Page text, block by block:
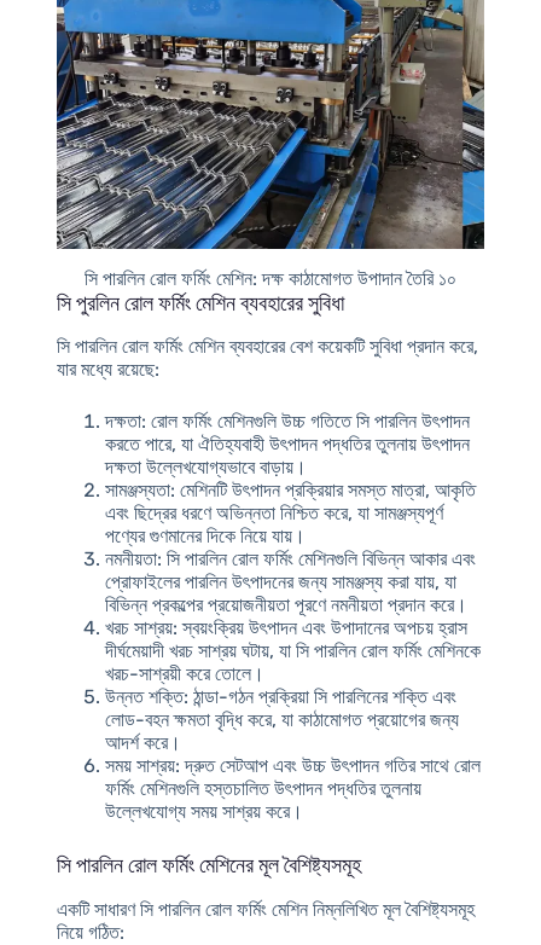
সি পারলিন রোল ফর্মিং মেশিন: দক্ষ কাঠামোগত উপাদান তৈরি ১০
সি পুরলিন রোল ফর্মিং মেশিন ব্যবহারের সুবিধা
সি পারলিন রোল ফর্মিং মেশিন ব্যবহারের বেশ কয়েকটি সুবিধা প্রদান করে,
যার মধ্যে রয়েছে:
দক্ষতা: রোল ফর্মিং মেশিনগুলি উচ্চ গতিতে সি পারলিন উৎপাদন
করতে পারে, যা ঐতিহ্যবাহী উৎপাদন পদ্ধতির তুলনায় উৎপাদন
দক্ষতা উল্লেখযোগ্যভাবে বাড়ায়।
সামঞ্জস্যতা: মেশিনটি উৎপাদন প্রক্রিয়ার সমস্ত মাত্রা, আকৃতি
এবং ছিদ্রের ধরণে অভিন্নতা নিশ্চিত করে, যা সামঞ্জস্যপূর্ণ
পণ্যের গুণমানের দিকে নিয়ে যায়।
নমনীয়তা: সি পারলিন রোল ফর্মিং মেশিনগুলি বিভিন্ন আকার এবং
প্রোফাইলের পারলিন উৎপাদনের জন্য সামঞ্জস্য করা যায়, যা
বিভিন্ন প্রকল্পের প্রয়োজনীয়তা পূরণে নমনীয়তা প্রদান করে।
খরচ সাশ্রয়: স্বয়ংক্রিয় উৎপাদন এবং উপাদানের অপচয় হ্রাস
দীর্ঘমেয়াদী খরচ সাশ্রয় ঘটায়, যা সি পারলিন রোল ফর্মিং মেশিনকে
খরচ-সাশ্রয়ী করে তোলে।
উন্নত শক্তি: ঠান্ডা-গঠন প্রক্রিয়া সি পারলিনের শক্তি এবং
লোড-বহন ক্ষমতা বৃদ্ধি করে, যা কাঠামোগত প্রয়োগের জন্য
আদর্শ করে।
সময় সাশ্রয়: দ্রুত সেটআপ এবং উচ্চ উৎপাদন গতির সাথে রোল
ফর্মিং মেশিনগুলি হস্তচালিত উৎপাদন পদ্ধতির তুলনায়
উল্লেখযোগ্য সময় সাশ্রয় করে।
সি পারলিন রোল ফর্মিং মেশিনের মূল বৈশিষ্ট্যসমূহ
একটি সাধারণ সি পারলিন রোল ফর্মিং মেশিন নিম্নলিখিত মূল বৈশিষ্ট্যসমূহ
নিয়ে গঠিত: